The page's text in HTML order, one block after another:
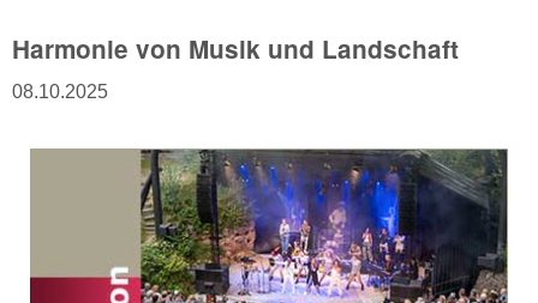
Harmonie von Musik und Landschaft
08.10.2025